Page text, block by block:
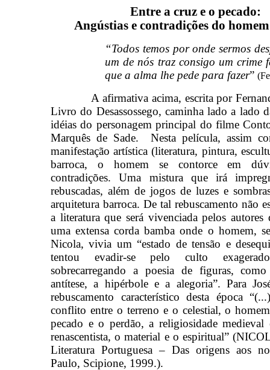
Entre a cruz e o pecado:
Angústias e contradições do
“Todos temos por onde sermos
um de nós traz consigo um crime
que a alma lhe pede para fazer”
A afirmativa acima, escrita por
Livro do Desassossego, caminha lado a lado
idéias do personagem principal do filme
Marquês de Sade.
Nesta película, assim
manifestação artística (literatura, pintura,
barroca, o homem se contorce em
contradições. Uma mistura que irá
rebuscadas, além de jogos de luzes e
arquitetura barroca. De tal rebuscamento não
a literatura que será vivenciada pelos autores
uma extensa corda bamba onde o homem,
Nicola, vivia um “estado de tensão e
tentou evadir-se pelo culto
sobrecarregando a poesia de figuras,
antítese, a hipérbole e a alegoria”. Para
rebuscamento característico desta época
conflito entre o terreno e o celestial, o
pecado e o perdão, a religiosidade medieval
renascentista, o material e o espiritual”
Literatura Portuguesa – Das origens aos
Paulo, Scipione, 1999.).